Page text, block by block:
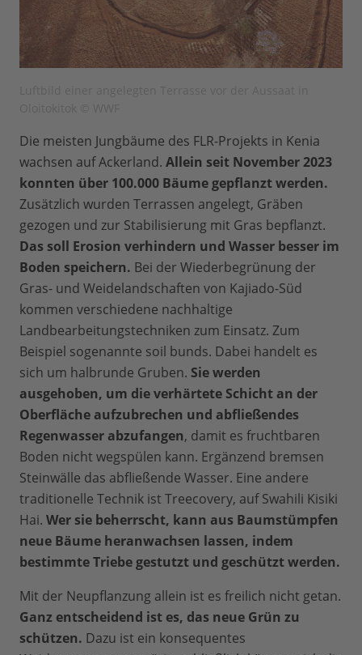
Die meisten Jungbäume des FLR-Projekts in Kenia
wachsen auf Ackerland. Allein seit November 2023
konnten über 100.000 Bäume gepflanzt werden.
Zusätzlich wurden Terrassen angelegt, Gräben
gezogen und zur Stabilisierung mit Gras bepflanzt.
Das soll Erosion verhindern und Wasser besser im
Boden speichern. Bei der Wiederbegrünung der
Gras- und Weidelandschaften von Kajiado-Süd
kommen verschiedene nachhaltige
Landbearbeitungstechniken zum Einsatz. Zum
Beispiel sogenannte soil bunds. Dabei handelt es
sich um halbrunde Gruben. Sie werden
ausgehoben, um die verhärtete Schicht an der
Oberfläche aufzubrechen und abfließendes
Regenwasser abzufangen, damit es fruchtbaren
Boden nicht wegspülen kann. Ergänzend bremsen
Steinwälle das abfließende Wasser. Eine andere
traditionelle Technik ist Treecovery, auf Swahili Kisiki
Hai. Wer sie beherrscht, kann aus Baumstümpfen
neue Bäume heranwachsen lassen, indem
bestimmte Triebe gestutzt und geschützt werden.
Mit der Neupflanzung allein ist es freilich nicht getan.
Ganz entscheidend ist es, das neue Grün zu
schützen. Dazu ist ein konsequentes